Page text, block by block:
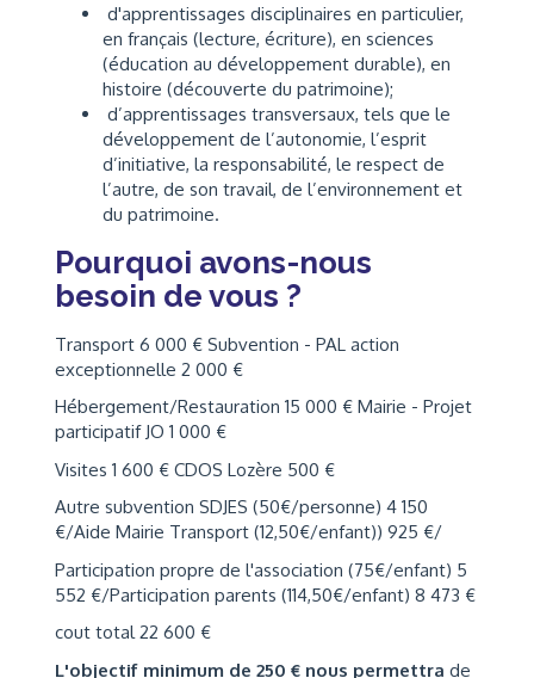
d'apprentissages disciplinaires en particulier,
en français (lecture, écriture), en sciences
(éducation au développement durable), en
histoire (découverte du patrimoine);
d’apprentissages transversaux, tels que le
développement de l’autonomie, l’esprit
d’initiative, la responsabilité, le respect de
l’autre, de son travail, de l’environnement et
du patrimoine.
Pourquoi avons-nous
besoin de vous ?
Transport 6 000 € Subvention - PAL action
exceptionnelle 2 000 €
Hébergement/Restauration 15 000 € Mairie - Projet
participatif JO 1 000 €
Visites 1 600 € CDOS Lozère 500 €
Autre subvention SDJES (50€/personne) 4 150
€/Aide Mairie Transport (12,50€/enfant)) 925 €/
Participation propre de l'association (75€/enfant) 5
552 €/Participation parents (114,50€/enfant) 8 473 €
cout total 22 600 €
L'objectif minimum de 250 € nous permettra de